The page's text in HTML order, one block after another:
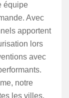
équipe
Avec
apportent
lors
avec
notre
les villes.